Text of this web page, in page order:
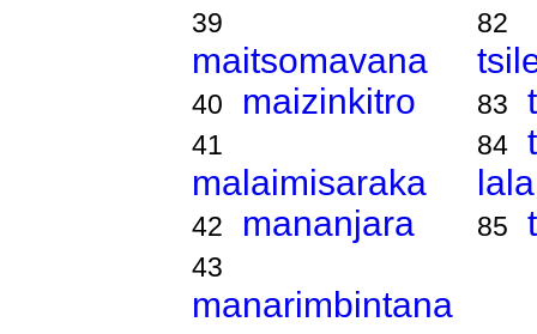
39
maitsomavana
40 maizinkitro
41
malaimisaraka
42 mananjara
43
manarimbintana
82
83
84
85